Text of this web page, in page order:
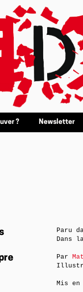
? Newsletter
Paru
Dans
Par
Mis